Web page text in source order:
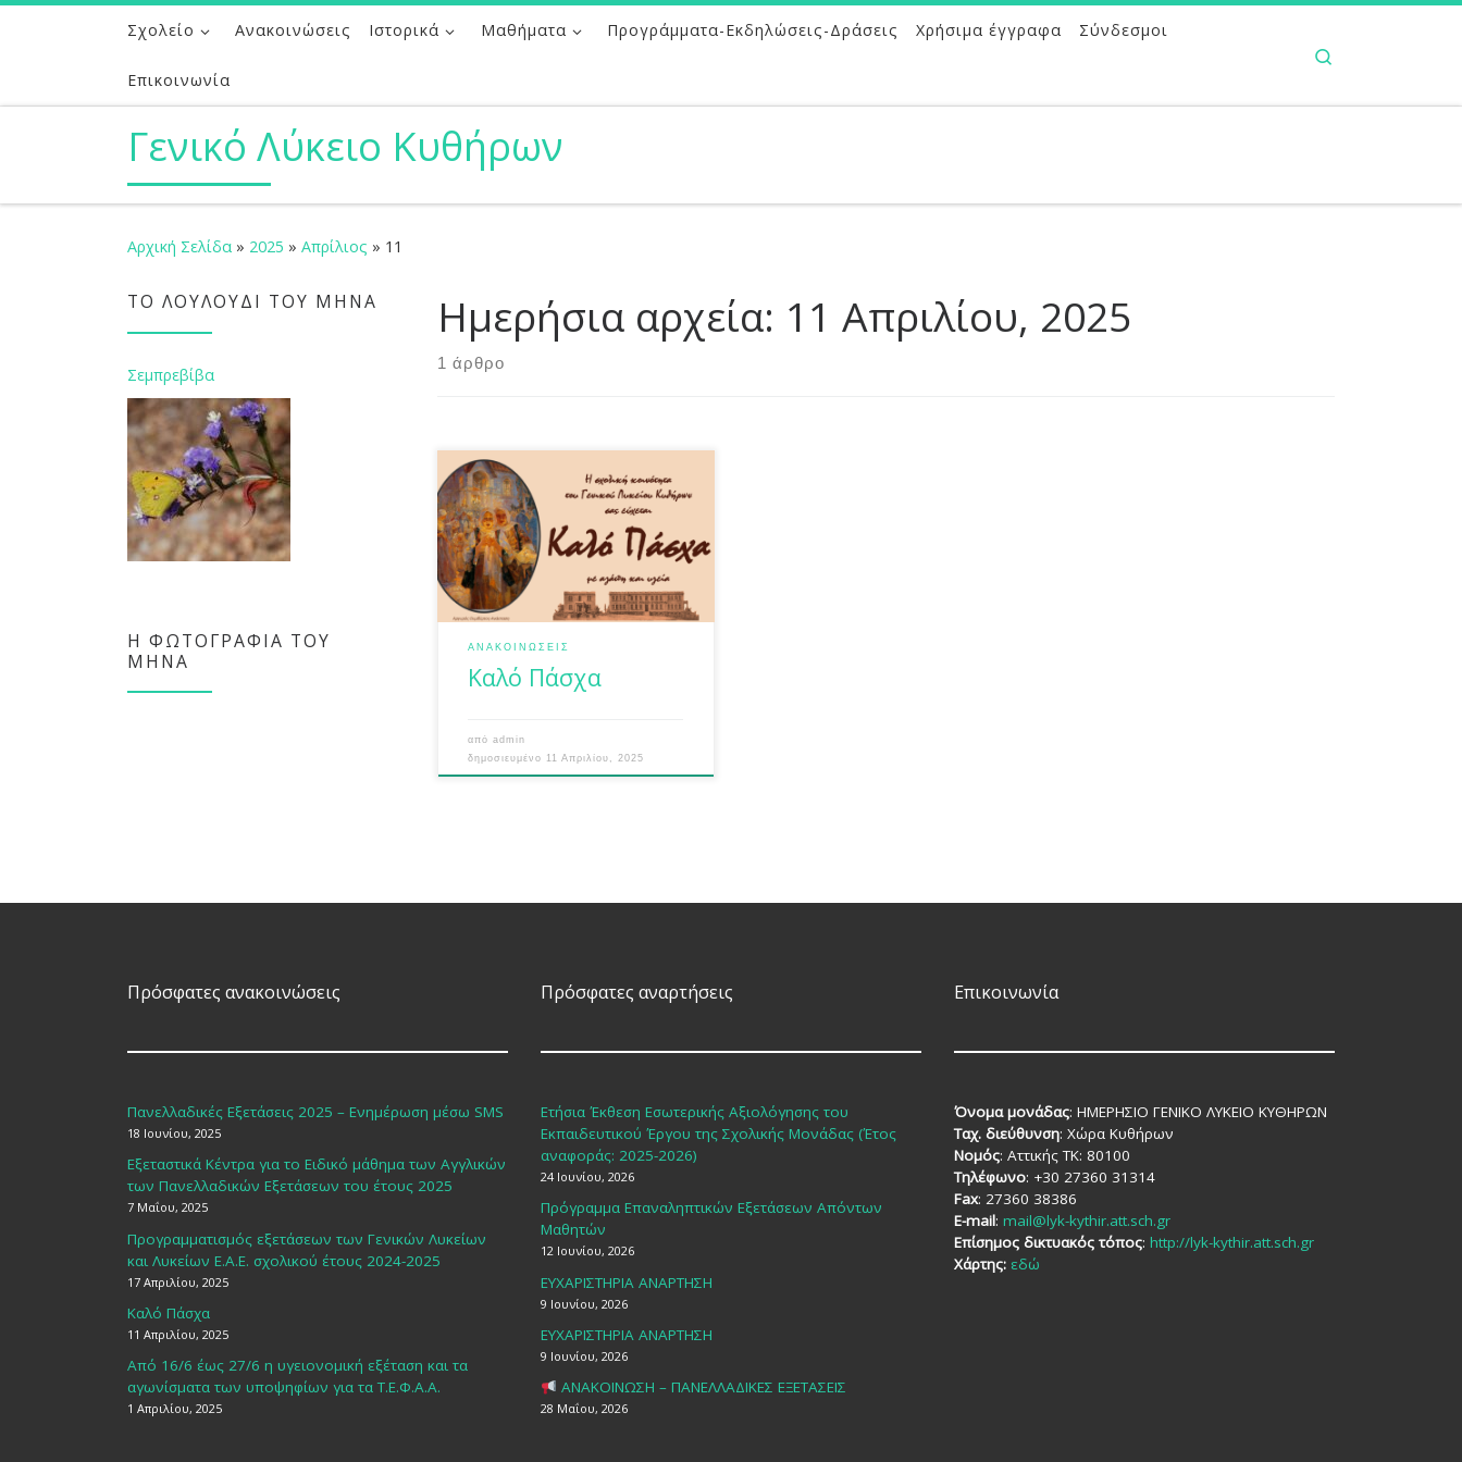
Μετάβαση στο περιεχόμενο
Σχολείο Ανακοινώσεις Ιστορικά Μαθήματα Προγράμματα-Εκδηλώσεις-Δράσεις Χρήσιμα έγγραφα Σύνδεσμοι
Επικοινωνία
Γενικό Λύκειο Κυθήρων
Αρχική Σελίδα » 2025 » Απρίλιος » 11
Ημερήσια αρχεία: 11 Απριλίου, 2025
1 άρθρο
Κλείνουμε σήμερα για τις
πασχαλινές γιορτές. Η σχολική
κοινότητα του Γενικού Λυκείου
Κυθήρων σας εύχεται όμορφες
και χαρούμενες μέρες γιορτινές ,
με υγεία και αγάπη! Καλό Πάσχα
σε όλους! Καλήν αντάμωση την
ΑΝΑΚΟΙΝΏΣΕΙΣ
Καλό Πάσχα
απόadmin
δημοσιευμένο 11 Απριλίου, 2025
ΤΟ ΛΟΥΛΟΎΔΙ ΤΟΥ ΜΉΝΑ
Σεμπρεβίβα
Η ΦΩΤΟΓΡΑΦΊΑ ΤΟΥ
ΜΉΝΑ
Πρόσφατες ανακοινώσεις
Πανελλαδικές Εξετάσεις 2025 – Ενημέρωση μέσω SMS
18 Ιουνίου, 2025
Εξεταστικά Κέντρα για το Ειδικό μάθημα των Αγγλικών
των Πανελλαδικών Εξετάσεων του έτους 2025
7 Μαΐου, 2025
Προγραμματισμός εξετάσεων των Γενικών Λυκείων
και Λυκείων Ε.Α.Ε. σχολικού έτους 2024-2025
17 Απριλίου, 2025
Καλό Πάσχα
11 Απριλίου, 2025
Από 16/6 έως 27/6 η υγειονομική εξέταση και τα
αγωνίσματα των υποψηφίων για τα Τ.Ε.Φ.Α.Α.
1 Απριλίου, 2025
Πρόσφατες αναρτήσεις
Ετήσια Έκθεση Εσωτερικής Αξιολόγησης του
Εκπαιδευτικού Έργου της Σχολικής Μονάδας (Έτος
αναφοράς: 2025-2026)
24 Ιουνίου, 2026
Πρόγραμμα Επαναληπτικών Εξετάσεων Απόντων
Μαθητών
12 Ιουνίου, 2026
ΕΥΧΑΡΙΣΤΗΡΙΑ ΑΝΑΡΤΗΣΗ
9 Ιουνίου, 2026
ΕΥΧΑΡΙΣΤΗΡΙΑ ΑΝΑΡΤΗΣΗ
9 Ιουνίου, 2026
ΑΝΑΚΟΙΝΩΣΗ – ΠΑΝΕΛΛΑΔΙΚΕΣ ΕΞΕΤΑΣΕΙΣ
28 Μαΐου, 2026
Επικοινωνία
Όνομα μονάδας: ΗΜΕΡΗΣΙΟ ΓΕΝΙΚΟ ΛΥΚΕΙΟ ΚΥΘΗΡΩΝ
Ταχ. διεύθυνση: Χώρα Κυθήρων
Νομός: Αττικής TK: 80100
Τηλέφωνο: +30 27360 31314
Fax: 27360 38386
E-mail: mail@lyk-kythir.att.sch.gr
Επίσημος δικτυακός τόπος: http://lyk-kythir.att.sch.gr
Χάρτης: εδώ